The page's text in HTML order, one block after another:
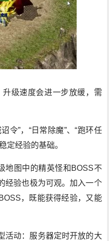
级速度会进一步放缓，需
令”，“日常除魔”、“跑环任
定经验的基础。
地图中的精英怪和BOSS不
经验也极为可观。加入一个
，既能获得经验，又能
活动：服务器定时开放的大